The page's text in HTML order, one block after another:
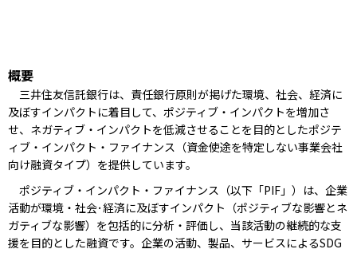
概要
三井住友信託銀行は、責任銀行原則が掲げた環境、社会、経済に
及ぼすインパクトに着目して、ポジティブ・インパクトを増加さ
せ、ネガティブ・インパクトを低減させることを目的としたポジテ
ィブ・インパクト・ファイナンス（資金使途を特定しない事業会社
向け融資タイプ）を提供しています。
ポジティブ・インパクト・ファイナンス（以下「PIF」）は、企業
活動が環境・社会･経済に及ぼすインパクト（ポジティブな影響とネ
ガティブな影響）を包括的に分析・評価し、当該活動の継続的な支
援を目的とした融資です。企業の活動、製品、サービスによるSDG